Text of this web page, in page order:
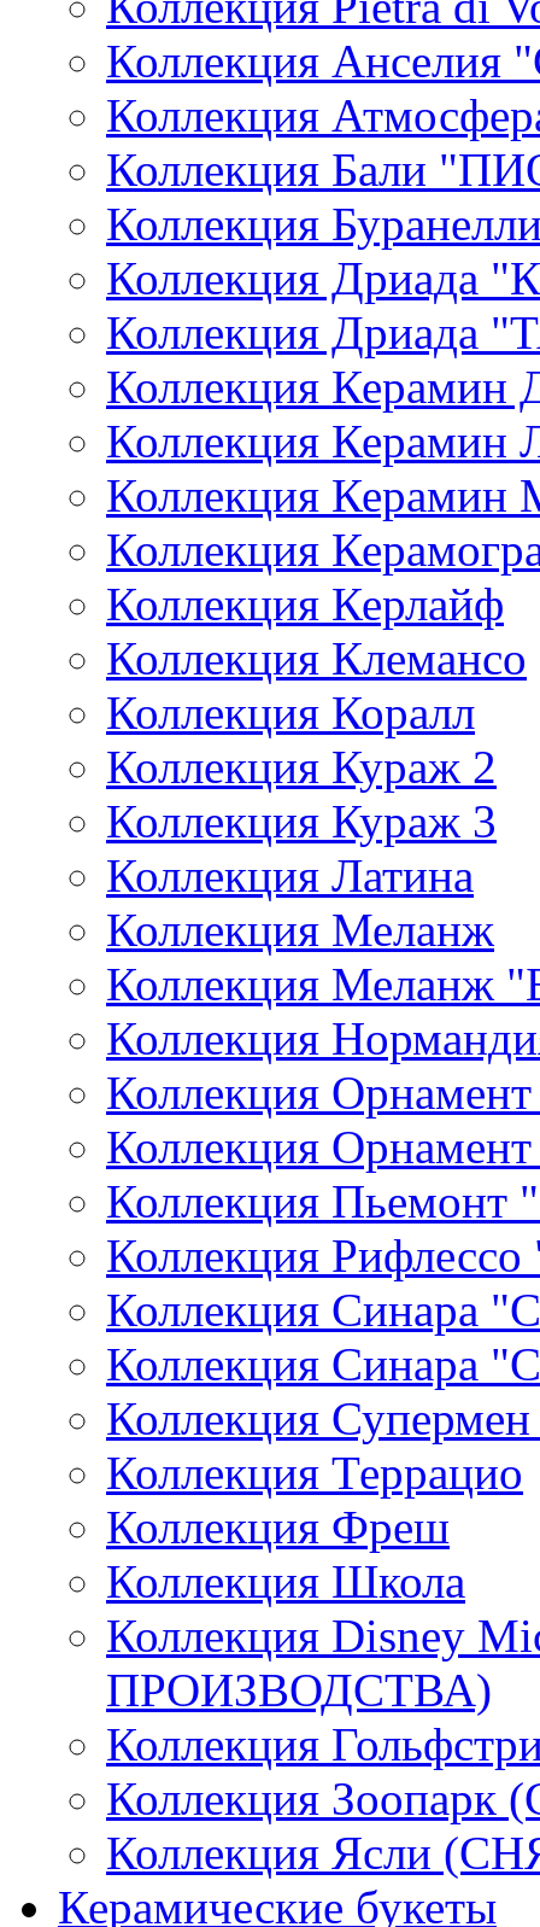
Коллекция
Коллекция
Коллекция Бали
Коллекция
Коллекция Дриада
Коллекция
Коллекция Керамин
Коллекция Керамин
Коллекция
Коллекция
Коллекция Керлайф
Коллекция Клемансо
Коллекция Коралл
Коллекция Кураж 2
Коллекция Кураж 3
Коллекция Латина
Коллекция Меланж
Коллекция Меланж
Коллекция
Коллекция
Коллекция
Коллекция
Коллекция
Коллекция Синара
Коллекция Синара
Коллекция
Коллекция Террацио
Коллекция Фреш
Коллекция Школа
Коллекция Disney
ПРОИЗВОДСТВА)
Коллекция
Коллекция
Коллекция Ясли
Керамические букеты